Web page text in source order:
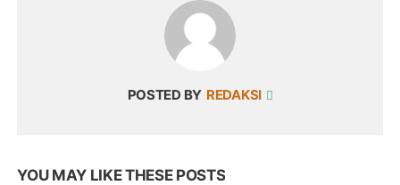
POSTED BY REDAKSI
YOU MAY LIKE THESE POSTS